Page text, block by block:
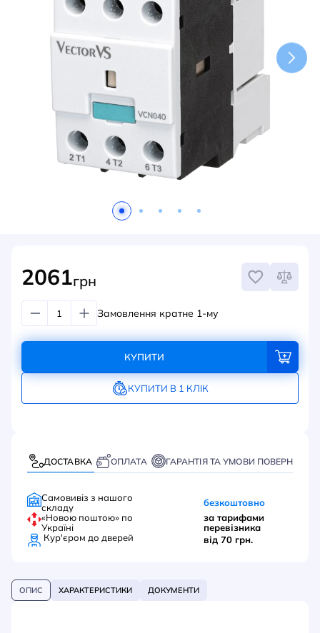
КОНТАКТИ
СИСТЕМИ ШИНОПРОВОДІВ ТА СТРУМОПРОВОДІВ
2061грн
Замовлення кратне 1-му
КУПИТИ
КУПИТИ В 1 КЛІК
ДОСТАВКА ОПЛАТА ГАРАНТІЯ ТА УМОВИ ПОВЕРНЕННЯ
Самовивіз з нашого
складу
безкоштовно
«Новою поштою» по
Україні
за тарифами
перевізника
Кур'єром до дверей від 70 грн.
ОПИС ХАРАКТЕРИСТИКИ ДОКУМЕНТИ